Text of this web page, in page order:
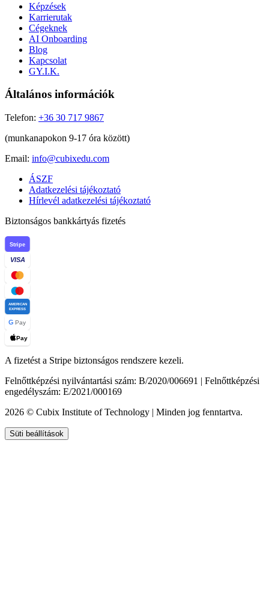
Képzések
Karrierutak
Cégeknek
AI Onboarding
Blog
Kapcsolat
GY.I.K.
Általános információk
Telefon: +36 30 717 9867
(munkanapokon 9-17 óra között)
Email: info@cubixedu.com
ÁSZF
Adatkezelési tájékoztató
Hírlevél adatkezelési tájékoztató
Biztonságos bankkártyás fizetés
Stripe
VISA
AMERICAN
EXPRESS
G Pay
Pay
A fizetést a Stripe biztonságos rendszere kezeli.
Felnőttképzési nyilvántartási szám: B/2020/006691 | Felnőttképzési
engedélyszám: E/2021/000169
2026 © Cubix Institute of Technology | Minden jog fenntartva.
Süti beállítások